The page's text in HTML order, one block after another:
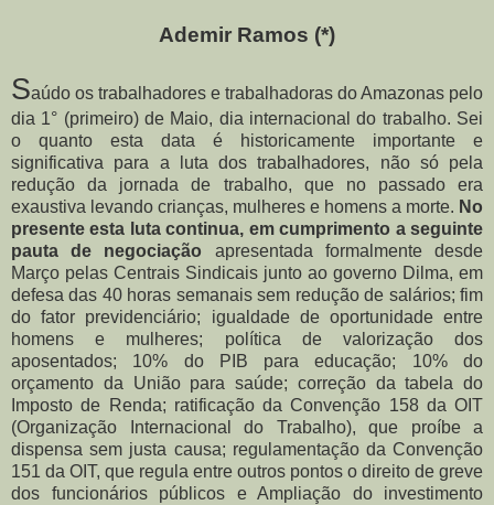
Ademir Ramos (*)
Saúdo os trabalhadores e trabalhadoras do Amazonas pelo
dia 1° (primeiro) de Maio, dia internacional do trabalho. Sei
o quanto esta data é historicamente importante e
significativa para a luta dos trabalhadores, não só pela
redução da jornada de trabalho, que no passado era
exaustiva levando crianças, mulheres e homens a morte. No
presente esta luta continua, em cumprimento a seguinte
pauta de negociação apresentada formalmente desde
Março pelas Centrais Sindicais junto ao governo Dilma, em
defesa das 40 horas semanais sem redução de salários; fim
do fator previdenciário; igualdade de oportunidade entre
homens e mulheres; política de valorização dos
aposentados; 10% do PIB para educação; 10% do
orçamento da União para saúde; correção da tabela do
Imposto de Renda; ratificação da Convenção 158 da OIT
(Organização Internacional do Trabalho), que proíbe a
dispensa sem justa causa; regulamentação da Convenção
151 da OIT, que regula entre outros pontos o direito de greve
dos funcionários públicos e Ampliação do investimento